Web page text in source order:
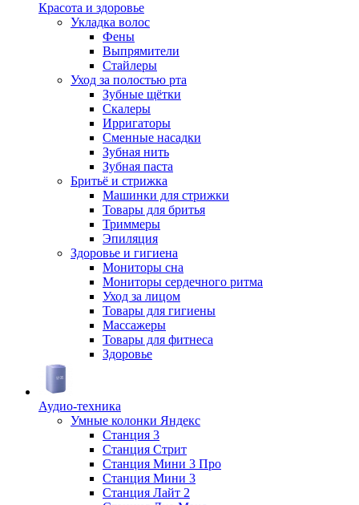
Красота и здоровье
Укладка волос
Фены
Выпрямители
Стайлеры
Уход за полостью рта
Зубные щётки
Скалеры
Ирригаторы
Сменные насадки
Зубная нить
Зубная паста
Бритьё и стрижка
Машинки для стрижки
Товары для бритья
Триммеры
Эпиляция
Здоровье и гигиена
Мониторы сна
Мониторы сердечного ритма
Уход за лицом
Товары для гигиены
Массажеры
Товары для фитнеса
Здоровье
Аудио-техника
Умные колонки Яндекс
Станция 3
Станция Стрит
Станция Мини 3 Про
Станция Мини 3
Станция Лайт 2